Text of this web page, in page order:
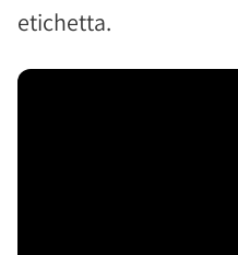
etichetta.